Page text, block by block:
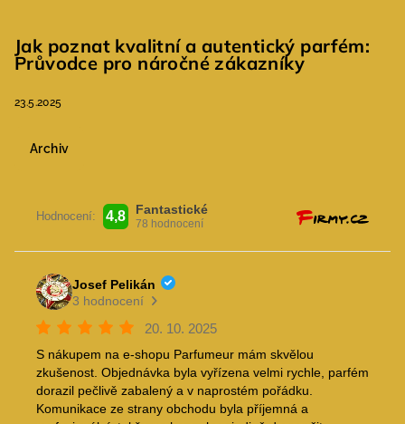
Jak poznat kvalitní a autentický parfém:
Průvodce pro náročné zákazníky
23.5.2025
Archiv